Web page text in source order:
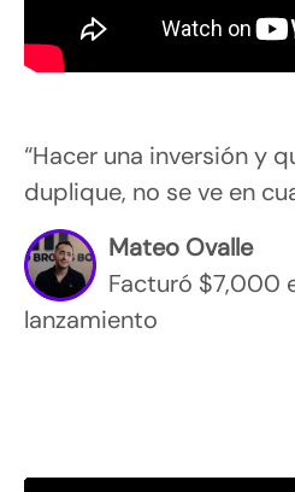
“Hacer una inversión y
duplique, no se ve en
Mateo Ovalle
Facturó $7,000
lanzamiento